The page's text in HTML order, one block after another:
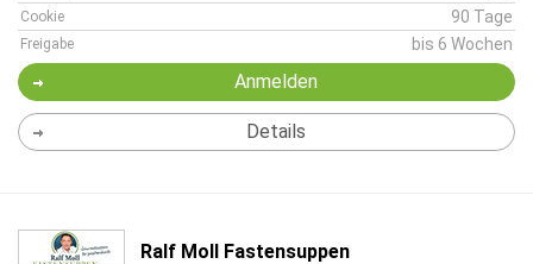
Cookie 90 Tage
Freigabe bis 6 Wochen
Anmelden
Details
Ralf Moll Fastensuppen